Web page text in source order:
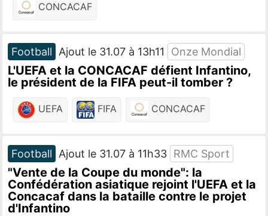
CONCACAF
Football Ajout le 31.07 à 13h11 Onze Mondial
L'UEFA et la CONCACAF défient Infantino,
le président de la FIFA peut-il tomber ?
UEFA FIFA CONCACAF
Football Ajout le 31.07 à 11h33 RMC Sport
"Vente de la Coupe du monde": la
Confédération asiatique rejoint l'UEFA et la
Concacaf dans la bataille contre le projet
d'Infantino